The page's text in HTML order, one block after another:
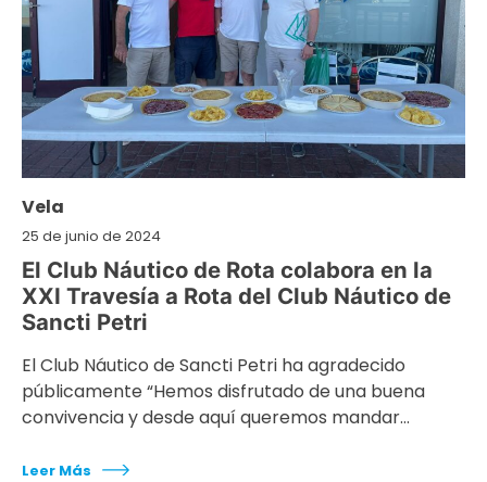
Vela
25 de junio de 2024
El Club Náutico de Rota colabora en la
XXI Travesía a Rota del Club Náutico de
Sancti Petri
El Club Náutico de Sancti Petri ha agradecido
públicamente “Hemos disfrutado de una buena
convivencia y desde aquí queremos mandar…
Leer Más